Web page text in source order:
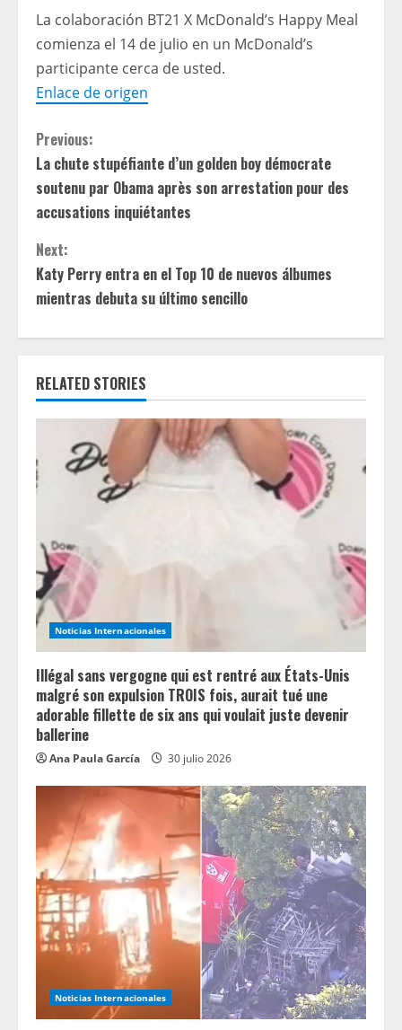
La colaboración BT21 X McDonald’s Happy Meal
comienza el 14 de julio en un McDonald’s
participante cerca de usted.
Enlace de origen
C
o
n
t
i
n
u
e
e
d
i
n
g
Previous:
La chute stupéfiante d’un golden boy démocrate
soutenu par Obama après son arrestation pour des
accusations inquiétantes
Next:
Katy Perry entra en el Top 10 de nuevos álbumes
mientras debuta su último sencillo
RELATED STORIES
Noticias Internacionales
Illégal sans vergogne qui est rentré aux États-Unis
malgré son expulsion TROIS fois, aurait tué une
adorable fillette de six ans qui voulait juste devenir
ballerine
Ana Paula García 30 julio 2026
Noticias Internacionales